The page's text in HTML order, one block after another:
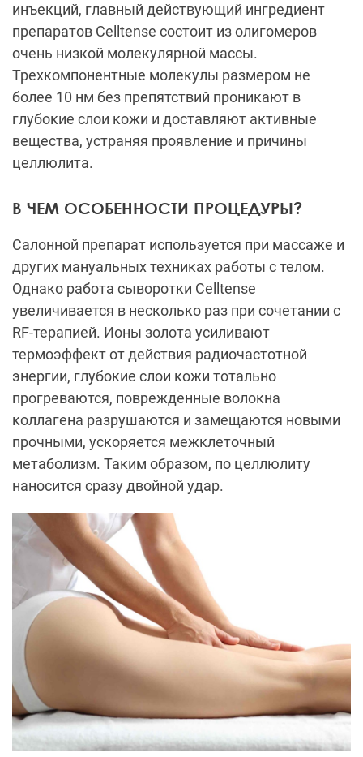
инъекций, главный действующий ингредиент
препаратов Celltense состоит из олигомеров
очень низкой молекулярной массы.
Трехкомпонентные молекулы размером не
более 10 нм без препятствий проникают в
глубокие слои кожи и доставляют активные
вещества, устраняя проявление и причины
целлюлита.
В ЧЕМ ОСОБЕННОСТИ ПРОЦЕДУРЫ?
Салонной препарат используется при массаже и
других мануальных техниках работы с телом.
Однако работа сыворотки Celltense
увеличивается в несколько раз при сочетании с
RF-терапией. Ионы золота усиливают
термоэффект от действия радиочастотной
энергии, глубокие слои кожи тотально
прогреваются, поврежденные волокна
коллагена разрушаются и замещаются новыми
прочными, ускоряется межклеточный
метаболизм. Таким образом, по целлюлиту
наносится сразу двойной удар.